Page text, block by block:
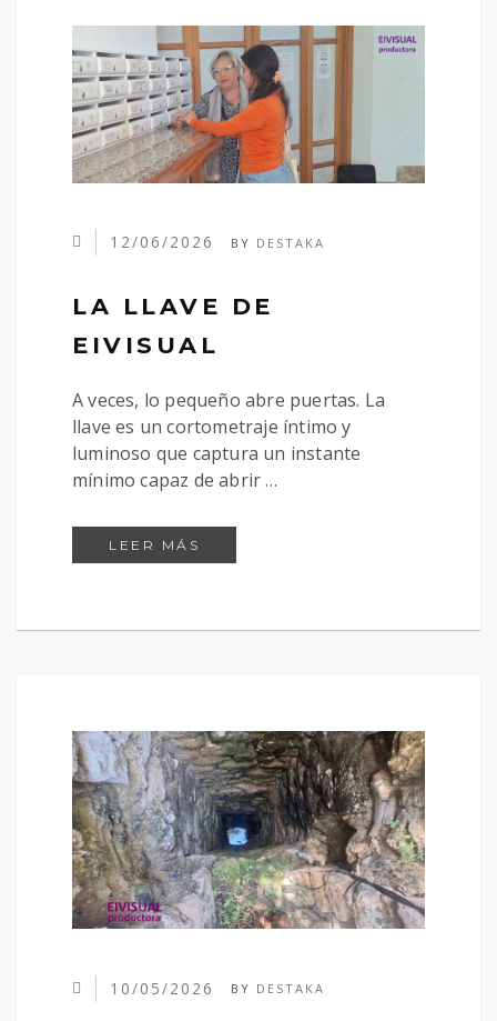
12/06/2026 BY DESTAKA
LA LLAVE DE
EIVISUAL
A veces, lo pequeño abre puertas. La
llave es un cortometraje íntimo y
luminoso que captura un instante
mínimo capaz de abrir …
LEER MÁS
10/05/2026 BY DESTAKA